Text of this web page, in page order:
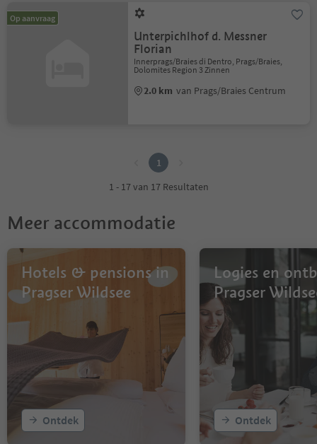
Op aanvraag
Unterpichlhof d. Messner
Florian
Innerprags/Braies di Dentro, Prags/Braies,
Dolomites Region 3 Zinnen
2.0 km van Prags/Braies Centrum
1
1 - 17 van 17 Resultaten
Meer accommodatie
Hotels & pensions in
Pragser Wildsee
Ontdek
Logies en
Pragser
Ontdek